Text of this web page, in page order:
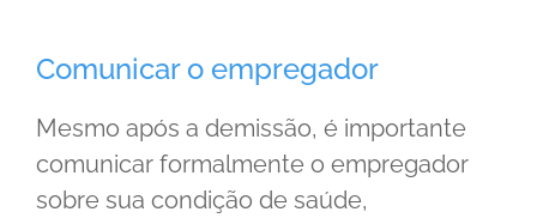
Comunicar o empregador
Mesmo após a demissão, é importante
comunicar formalmente o empregador
sobre sua condição de saúde,